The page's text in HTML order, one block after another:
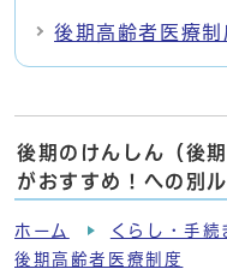
後期高齢者医療制
後期のけんしん（後
がおすすめ！への別
ホーム くらし・手続
後期高齢者医療制度